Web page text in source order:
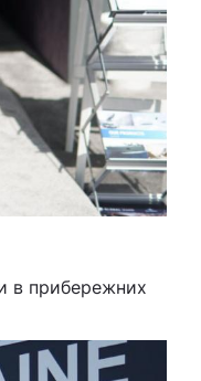
в прибережних